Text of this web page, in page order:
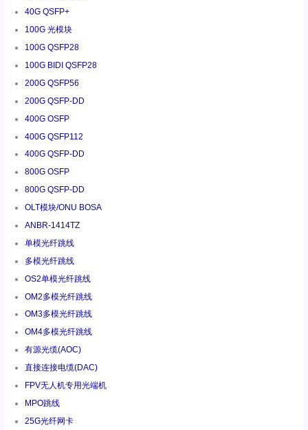
40G QSFP+
100G 光模块
100G QSFP28
100G BIDI QSFP28
200G QSFP56
200G QSFP-DD
400G OSFP
400G QSFP112
400G QSFP-DD
800G OSFP
800G QSFP-DD
OLT模块/ONU BOSA
ANBR-1414TZ
单模光纤跳线
多模光纤跳线
OS2单模光纤跳线
OM2多模光纤跳线
OM3多模光纤跳线
OM4多模光纤跳线
有源光缆(AOC)
直接连接电缆(DAC)
FPV无人机专用光端机
MPO跳线
25G光纤网卡